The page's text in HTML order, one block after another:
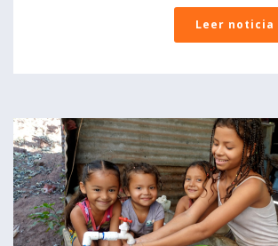
Leer noticia